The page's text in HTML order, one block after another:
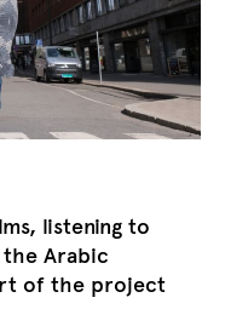
listening to
Arabic
of the project